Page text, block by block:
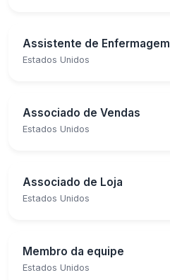
Assistente de Enfermagem
Estados Unidos
Associado de Vendas
Estados Unidos
Associado de Loja
Estados Unidos
Membro da equipe
Estados Unidos